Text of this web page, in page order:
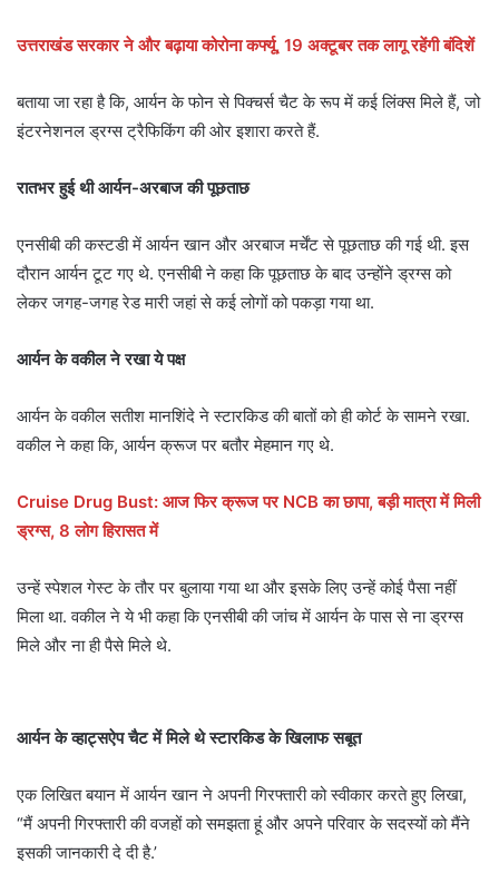
उत्तराखंड सरकार ने और बढ़ाया कोरोना कर्फ्यू, 19 अक्टूबर तक लागू रहेंगी बंदिशें
बताया जा रहा है कि, आर्यन के फोन से पिक्चर्स चैट के रूप में कई लिंक्स मिले हैं, जो
इंटरनेशनल ड्रग्स ट्रैफिकिंग की ओर इशारा करते हैं.
रातभर हुई थी आर्यन-अरबाज की पूछताछ
एनसीबी की कस्टडी में आर्यन खान और अरबाज मर्चेंट से पूछताछ की गई थी. इस
दौरान आर्यन टूट गए थे. एनसीबी ने कहा कि पूछताछ के बाद उन्होंने ड्रग्स को
लेकर जगह-जगह रेड मारी जहां से कई लोगों को पकड़ा गया था.
आर्यन के वकील ने रखा ये पक्ष
आर्यन के वकील सतीश मानश‍िंदे ने स्टारक‍िड की बातों को ही कोर्ट के सामने रखा.
वकील ने कहा कि, आर्यन क्रूज पर बतौर मेहमान गए थे.
Cruise Drug Bust: आज फिर क्रूज पर NCB का छापा, बड़ी मात्रा में मिली
ड्रग्स, 8 लोग हिरासत में
उन्हें स्पेशल गेस्ट के तौर पर बुलाया गया था और इसके लिए उन्हें कोई पैसा नहीं
मिला था. वकील ने ये भी कहा कि एनसीबी की जांच में आर्यन के पास से ना ड्रग्स
मिले और ना ही पैसे मिले थे.
आर्यन के व्हाट्सऐप चैट में मिले थे स्टारक‍िड के ख‍िलाफ सबूत
एक लिखित बयान में आर्यन खान ने अपनी गिरफ्तारी को स्वीकार करते हुए लिखा,
“मैं अपनी गिरफ्तारी की वजहों को समझता हूं और अपने परिवार के सदस्यों को मैंने
इसकी जानकारी दे दी है.’